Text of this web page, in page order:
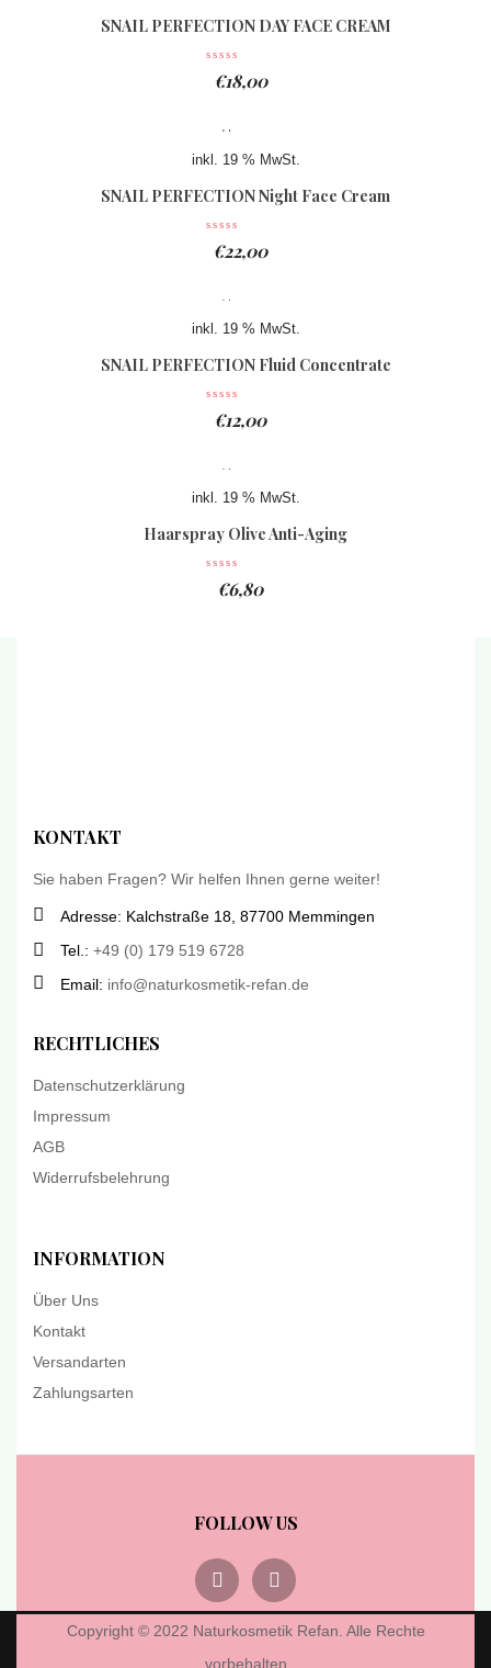
SNAIL PERFECTION DAY FACE CREAM
€18,00
inkl. 19 % MwSt.
SNAIL PERFECTION Night Face Cream
€22,00
inkl. 19 % MwSt.
SNAIL PERFECTION Fluid Concentrate
€12,00
inkl. 19 % MwSt.
Haarspray Olive Anti-Aging
€6,80
KONTAKT
Sie haben Fragen? Wir helfen Ihnen gerne weiter!
Adresse: Kalchstraße 18, 87700 Memmingen
Tel.: +49 (0) 179 519 6728
Email: info@naturkosmetik-refan.de
RECHTLICHES
Datenschutzerklärung
Impressum
AGB
Widerrufsbelehrung
INFORMATION
Über Uns
Kontakt
Versandarten
Zahlungsarten
FOLLOW US
Copyright © 2022 Naturkosmetik Refan. Alle Rechte
vorbehalten